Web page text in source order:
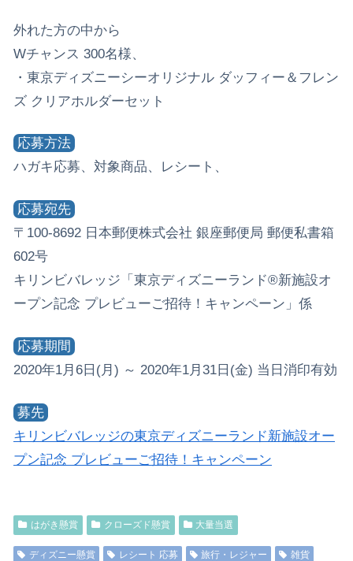
外れた方の中から
Wチャンス 300名様、
・東京ディズニーシーオリジナル ダッフィー＆フレン
ズ クリアホルダーセット
応募方法
ハガキ応募、対象商品、レシート、
応募宛先
〒100-8692 日本郵便株式会社 銀座郵便局 郵便私書箱
602号
キリンビバレッジ「東京ディズニーランド®新施設オ
ープン記念 プレビューご招待！キャンペーン」係
応募期間
2020年1月6日(月) ～ 2020年1月31日(金) 当日消印有効
募先
キリンビバレッジの東京ディズニーランド新施設オー
プン記念 プレビューご招待！キャンペーン
はがき懸賞 クローズド懸賞 大量当選
ディズニー懸賞 レシート 応募 旅行・レジャー 雑貨